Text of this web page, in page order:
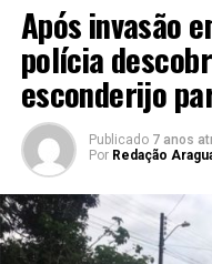
Após invasão
polícia
esconderijo
Publicado 7 anos
Por Redação